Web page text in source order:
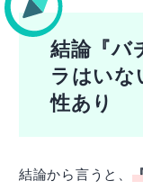
結論『バ
ラはいな
性あり
結論から言うと、